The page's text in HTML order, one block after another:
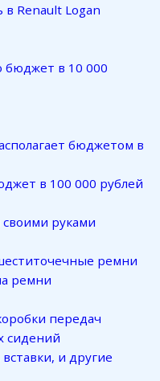
Renault Logan
бюджет в 10 000
бюджетом в
в 100 000 рублей
руками
ремни
ремни
передач
сидений
и другие